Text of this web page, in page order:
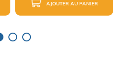
AJOUTER AU PANIER